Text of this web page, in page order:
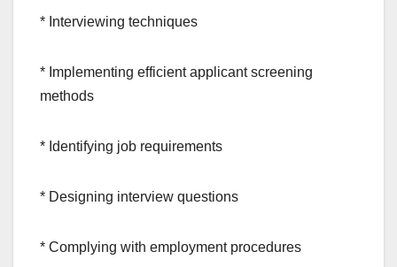
* Interviewing techniques
* Implementing efficient applicant screening
methods
* Identifying job requirements
* Designing interview questions
* Complying with employment procedures